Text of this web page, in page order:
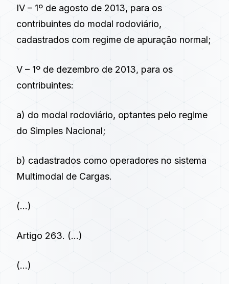
IV – 1º de agosto de 2013, para os
contribuintes do modal rodoviário,
cadastrados com regime de apuração normal;
V – 1º de dezembro de 2013, para os
contribuintes:
a) do modal rodoviário, optantes pelo regime
do Simples Nacional;
b) cadastrados como operadores no sistema
Multimodal de Cargas.
(…)
Artigo 263. (…)
(…)